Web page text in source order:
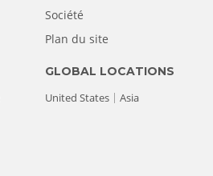
Société
Plan du site
GLOBAL LOCATIONS
United States
Asia